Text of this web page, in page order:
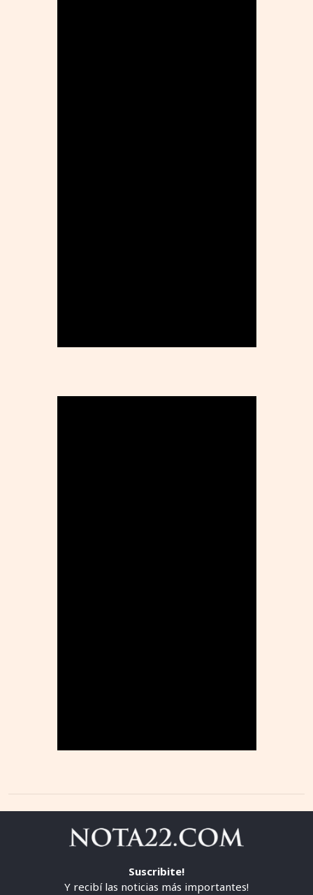
Suscribite!
Y recibí las noticias más importantes!